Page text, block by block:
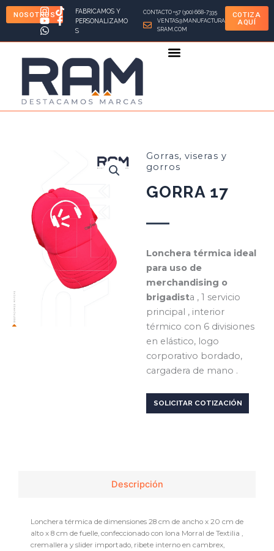
contenido
NOSOTROS
FABRICAMOS Y
PERSONALIZAMO
S
CONTACTO +57 (300) 668-7335
VENTAS@MANUFACTURA
SRAM.COM
COTIZA
AQUÍ
Gorras, viseras y
gorros
GORRA 17
Lonchera térmica ideal
para uso de
merchandising o
brigadista , 1 servicio
principal , interior
térmico con 6 divisiones
en elástico, logo
corporativo bordado,
cargadera de mano .
SOLICITAR COTIZACIÓN
Descripción
Lonchera térmica de dimensiones 28 cm de ancho x 20 cm de
alto x 8 cm de fuelle, confeccionado con lona Morral de Textilia ,
cremallera y slider importado, ribete interno en cambrex,